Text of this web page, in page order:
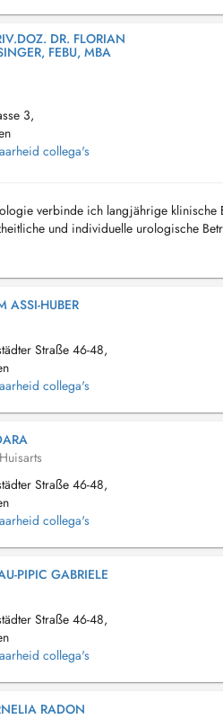
DR. FLORIAN
FEBU, MBA
3,
collega's
verbinde ich langjährige
und individuelle urologische
auch für einen naheste...
ASSI-HUBER
Straße 46-48,
collega's
Huisarts
Straße 46-48,
collega's
PIPIC GABRIELE
Straße 46-48,
collega's
RADON